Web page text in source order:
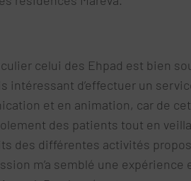
celui des Ehpad est bien
intéressant d’effectuer un
et en animation, car de
des patients tout en
des différentes activités
m’a semblé une expérience